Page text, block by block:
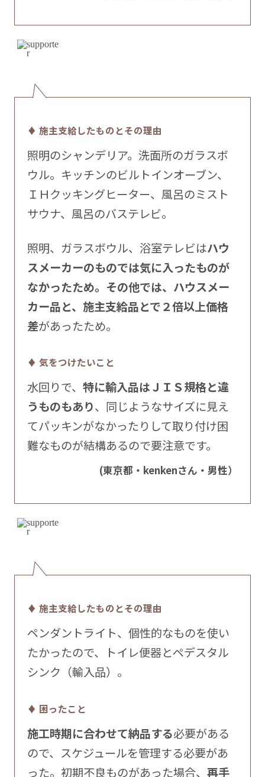
♦ 施主支給したものとその理由
照明のシャンデリア。洗面所のガラスボ
ウル。キッチンのビルトインオーブン、
ＩＨクッキングヒーター、風呂のミスト
サウナ、風呂のバステレビ。
照明、ガラスボウル、浴室テレビはハウ
スメーカーのものでは気に入ったものが
なかったため。その他では、ハウスメー
カー品と、施主支給品とで２倍以上価格
差があったため。
♦ 気をつけたいこと
水回りで、 特に輸入品はＪＩＳ規格と違
うものもあり、同じようなサイズに見え
てパッキンがなかったりして取り付け困
難なものが結構あるので要注意です。
(東京都・kenkenさん・男性）
♦ 施主支給したものとその理由
ペンダントライト、個性的なものを使い
たかったので、トイレ便器とペデスタル
シンク（輸入品）。
♦ 困ったこと
施工時期に合わせて納品する必要がある
ので、スケジュールを管理する必要があ
った。初期不良ものがあった場合、 再手